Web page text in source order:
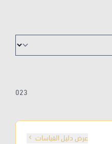
023
عرض دليل القياسات